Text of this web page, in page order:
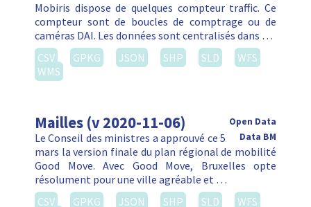
Mobiris dispose de quelques compteur traffic. Ce
compteur sont de boucles de comptrage ou de
caméras DAI. Les données sont centralisés dans …
CSV
GPKG JSON SHP SLD
WFS
WMS
Mailles (v 2020-11-06)
Open Data
Data BM
Le Conseil des ministres a approuvé ce 5
mars la version finale du plan régional de mobilité
Good Move. Avec Good Move, Bruxelles opte
résolument pour une ville agréable et …
CSV
GPKG JSON SHP SLD
WFS